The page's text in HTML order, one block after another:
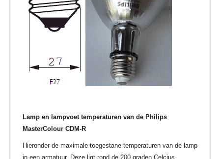
Lamp en lampvoet temperaturen van de Philips
MasterColour CDM-R
Hieronder de maximale toegestane temperaturen van de lamp
in een armatuur. Deze ligt rond de 200 graden Celcius.